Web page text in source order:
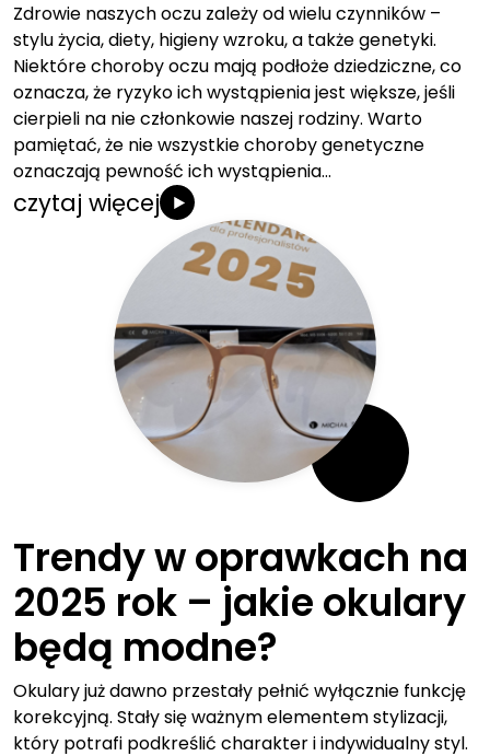
Zdrowie naszych oczu zależy od wielu czynników –
stylu życia, diety, higieny wzroku, a także genetyki.
Niektóre choroby oczu mają podłoże dziedziczne, co
oznacza, że ryzyko ich wystąpienia jest większe, jeśli
cierpieli na nie członkowie naszej rodziny. Warto
pamiętać, że nie wszystkie choroby genetyczne
oznaczają pewność ich wystąpienia…
czytaj więcej
Trendy w oprawkach na
2025 rok – jakie okulary
będą modne?
Okulary już dawno przestały pełnić wyłącznie funkcję
korekcyjną. Stały się ważnym elementem stylizacji,
który potrafi podkreślić charakter i indywidualny styl.